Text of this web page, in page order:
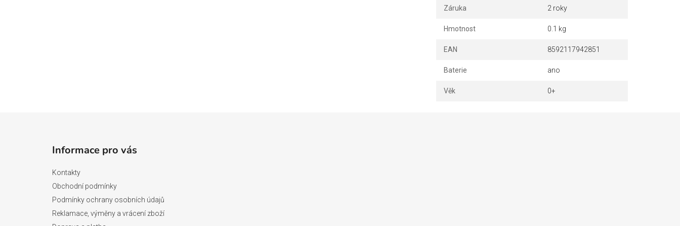
Záruka 2 roky
Hmotnost 0.1 kg
EAN 8592117942851
Baterie ano
Věk 0+
Informace pro vás
Kontakty
Obchodní podmínky
Podmínky ochrany osobních údajů
Reklamace, výměny a vrácení zboží